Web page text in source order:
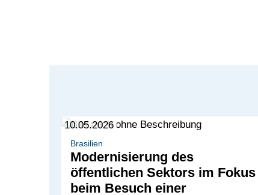
10.05.2026
Brasilien
Modernisierung des
öffentlichen Sektors im Fokus
beim Besuch einer